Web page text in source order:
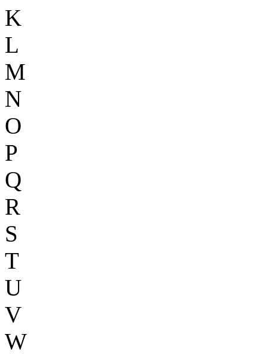
K
L
M
N
O
P
Q
R
S
T
U
V
W